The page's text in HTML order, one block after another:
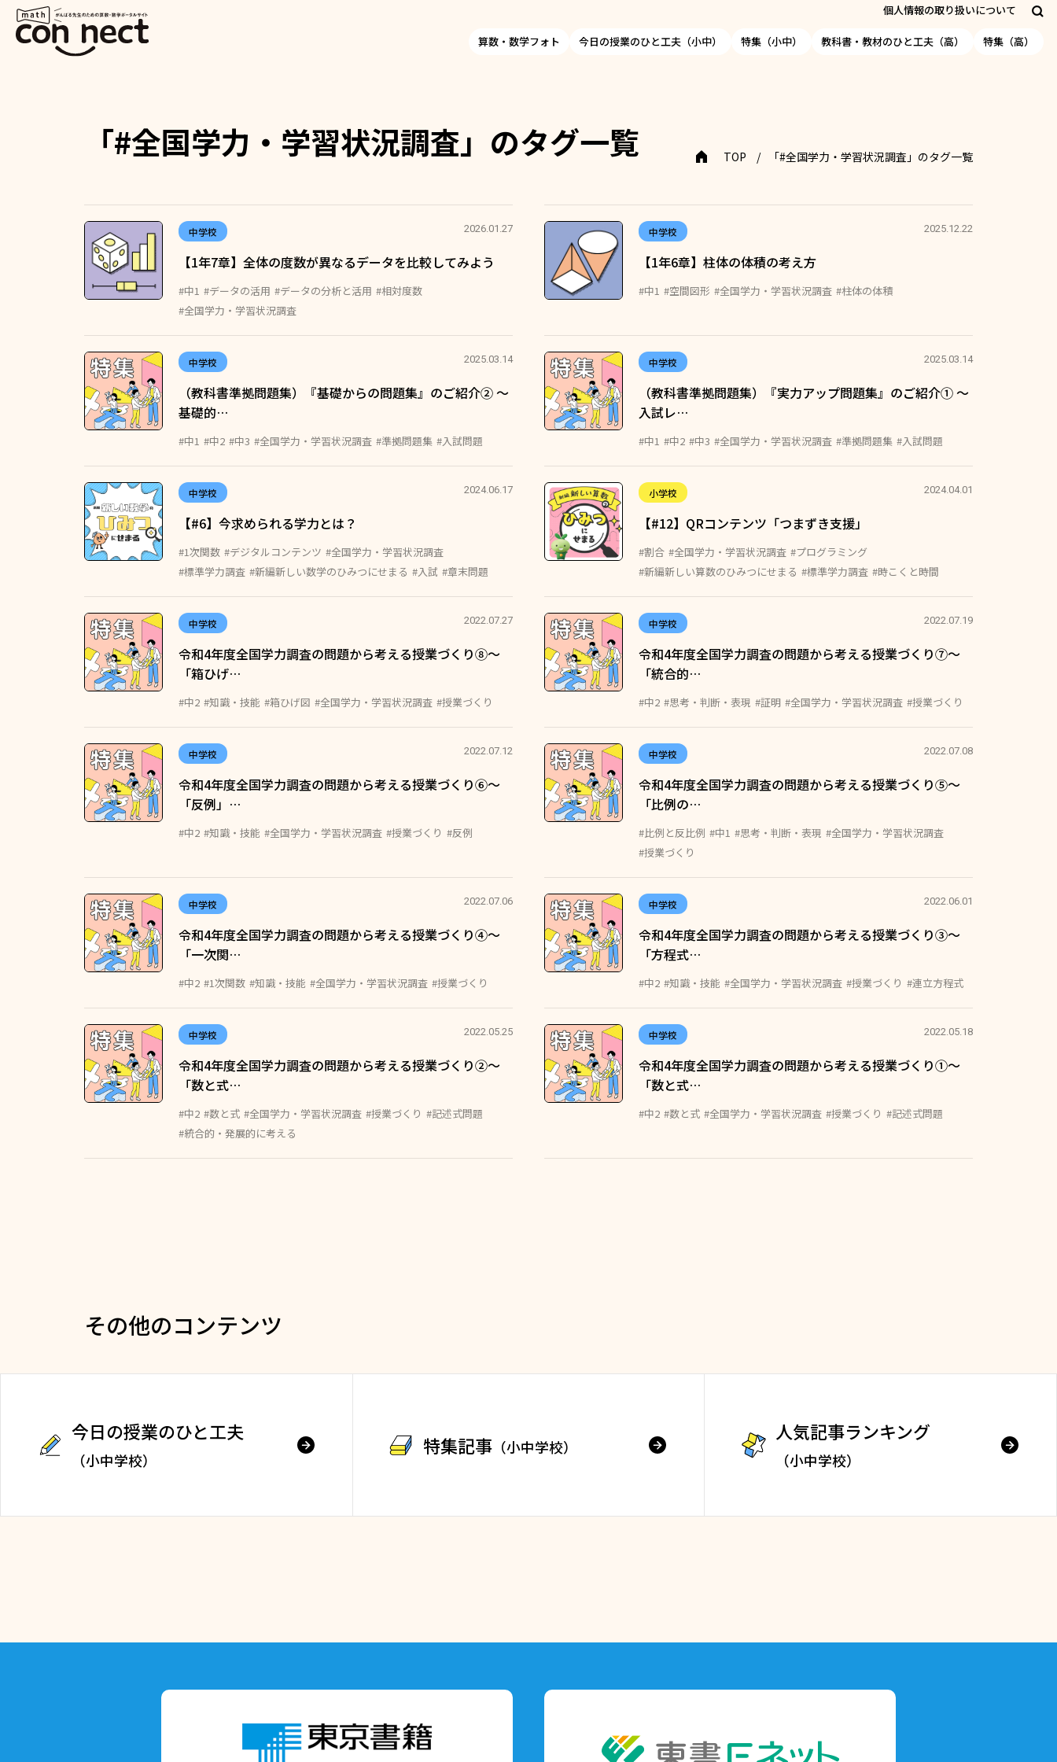
個人情報の取り扱いについて
算数・数学フォト 今日の授業のひと工夫（小中） 特集（小中） 教科書・教材のひと工夫（高） 特集（高）
「#全国学力・学習状況調査」のタグ一覧 TOP 「#全国学力・学習状況調査」のタグ一覧
中学校 2026.01.27
【1年7章】全体の度数が異なるデータを比較してみよう
#中1 #データの活用 #データの分析と活用 #相対度数
#全国学力・学習状況調査
中学校 2025.12.22
【1年6章】柱体の体積の考え方
#中1 #空間図形 #全国学力・学習状況調査 #柱体の体積
中学校 2025.03.14
（教科書準拠問題集）『基礎からの問題集』のご紹介② ～
基礎的…
#中1 #中2 #中3 #全国学力・学習状況調査 #準拠問題集 #入試問題
中学校 2025.03.14
（教科書準拠問題集）『実力アップ問題集』のご紹介① ～
入試レ…
#中1 #中2 #中3 #全国学力・学習状況調査 #準拠問題集 #入試問題
中学校 2024.06.17
【#6】今求められる学力とは？
#1次関数 #デジタルコンテンツ #全国学力・学習状況調査
#標準学力調査 #新編新しい数学のひみつにせまる #入試 #章末問題
小学校 2024.04.01
【#12】QRコンテンツ「つまずき支援」
#割合 #全国学力・学習状況調査 #プログラミング
#新編新しい算数のひみつにせまる #標準学力調査 #時こくと時間
中学校 2022.07.27
令和4年度全国学力調査の問題から考える授業づくり⑧〜
「箱ひげ…
#中2 #知識・技能 #箱ひげ図 #全国学力・学習状況調査 #授業づくり
中学校 2022.07.19
令和4年度全国学力調査の問題から考える授業づくり⑦〜
「統合的…
#中2 #思考・判断・表現 #証明 #全国学力・学習状況調査 #授業づくり
中学校 2022.07.12
令和4年度全国学力調査の問題から考える授業づくり⑥〜
「反例」…
#中2 #知識・技能 #全国学力・学習状況調査 #授業づくり #反例
中学校 2022.07.08
令和4年度全国学力調査の問題から考える授業づくり⑤〜
「比例の…
#比例と反比例 #中1 #思考・判断・表現 #全国学力・学習状況調査
#授業づくり
中学校 2022.07.06
令和4年度全国学力調査の問題から考える授業づくり④〜
「一次関…
#中2 #1次関数 #知識・技能 #全国学力・学習状況調査 #授業づくり
中学校 2022.06.01
令和4年度全国学力調査の問題から考える授業づくり③〜
「方程式…
#中2 #知識・技能 #全国学力・学習状況調査 #授業づくり #連立方程式
中学校 2022.05.25
令和4年度全国学力調査の問題から考える授業づくり②〜
「数と式…
#中2 #数と式 #全国学力・学習状況調査 #授業づくり #記述式問題
#統合的・発展的に考える
中学校 2022.05.18
令和4年度全国学力調査の問題から考える授業づくり①〜
「数と式…
#中2 #数と式 #全国学力・学習状況調査 #授業づくり #記述式問題
その他のコンテンツ
今日の授業のひと工夫
（小中学校）
特集記事 （小中学校）
人気記事ランキング
（小中学校）